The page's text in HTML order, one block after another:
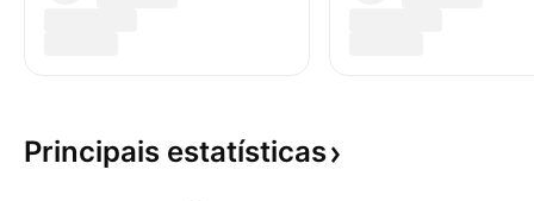
Principais estatísticas